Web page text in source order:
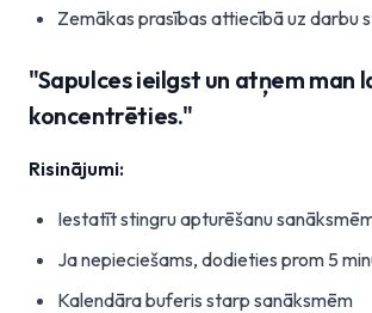
Zemākas prasības attiecībā uz darbu
"Sapulces ieilgst un atņem man
koncentrēties."
Risinājumi:
Iestatīt stingru apturēšanu
Ja nepieciešams, dodieties prom 5
Kalendāra buferis starp sanāksmēm